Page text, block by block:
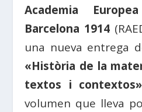
Academia
Barcelona 1914
una nueva entrega
«Història de la
textos i contextos»
volumen que lleva